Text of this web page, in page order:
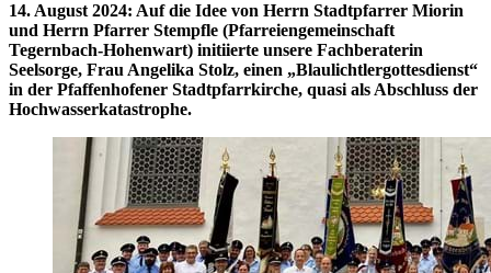
14. August 2024: Auf die Idee von Herrn Stadtpfarrer Miorin
und Herrn Pfarrer Stempfle (Pfarreiengemeinschaft
Tegernbach-Hohenwart) initiierte unsere Fachberaterin
Seelsorge, Frau Angelika Stolz, einen „Blaulichtlergottesdienst“
in der Pfaffenhofener Stadtpfarrkirche, quasi als Abschluss der
Hochwasserkatastrophe.